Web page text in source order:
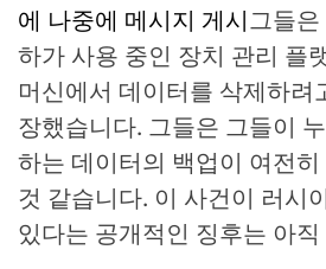
에 나중에 메시지 게시그들은
하가 사용 중인 장치 관리 플
머신에서 데이터를 삭제하려
장했습니다. 그들은 그들이
하는 데이터의 백업이 여전
것 같습니다. 이 사건이 러시
있다는 공개적인 징후는 아